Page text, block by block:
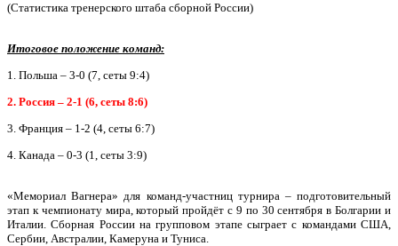
(Статистика тренерского штаба сборной России)
Итоговое положение команд:
1. Польша – 3-0 (7, сеты 9:4)
2. Россия – 2-1 (6, сеты 8:6)
3. Франция – 1-2 (4, сеты 6:7)
4. Канада – 0-3 (1, сеты 3:9)
«Мемориал Вагнера» для команд-участниц турнира – подготовительный
этап к чемпионату мира, который пройдёт с 9 по 30 сентября в Болгарии и
Италии. Сборная России на групповом этапе сыграет с командами США,
Сербии, Австралии, Камеруна и Туниса.